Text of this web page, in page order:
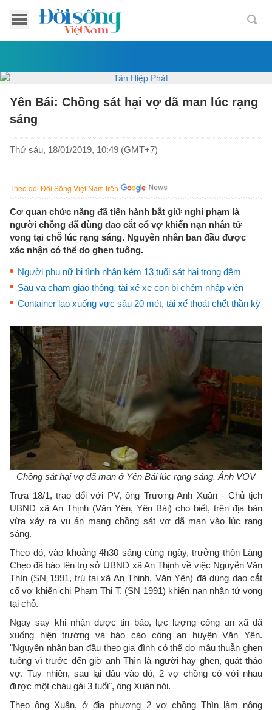
Yên Bái: Chồng sát hại vợ dã man lúc rạng
sáng
Thứ sáu, 18/01/2019, 10:49 (GMT+7)
Theo dõi Đời Sống Việt Nam trên
Cơ quan chức năng đã tiến hành bắt giữ nghi phạm là
người chồng đã dùng dao cắt cổ vợ khiến nạn nhân tử
vong tại chỗ lúc rạng sáng. Nguyên nhân ban đầu được
xác nhận có thể do ghen tuông.
Người phụ nữ bị tình nhân kém 13 tuổi sát hại trong đêm
Sau va chạm giao thông, tài xế xe con bị chém nhập viện
Container lao xuống vực sâu 20 mét, tài xế thoát chết thần kỳ
Chồng sát hại vợ dã man ở Yên Bái lúc rạng sáng. Ảnh VOV
Trưa 18/1, trao đổi với PV, ông Trương Anh Xuân - Chủ tịch
UBND xã An Thịnh (Văn Yên, Yên Bái) cho biết, trên địa bàn
vừa xảy ra vụ án mạng chồng sát vợ dã man vào lúc rạng
sáng.
Theo đó, vào khoảng 4h30 sáng cùng ngày, trưởng thôn Làng
Chẹo đã báo lên trụ sở UBND xã An Thịnh về việc Nguyễn Văn
Thìn (SN 1991, trú tại xã An Thịnh, Văn Yên) đã dùng dao cắt
cổ vợ khiến chị Phạm Thị T. (SN 1991) khiến nạn nhân tử vong
tại chỗ.
Ngay say khi nhận được tin báo, lực lượng công an xã đã
xuống hiện trường và báo cáo công an huyện Văn Yên.
"Nguyên nhân ban đầu theo gia đình có thể do mâu thuẫn ghen
tuông vì trước đến giờ anh Thìn là người hay ghen, quát tháo
vợ. Tuy nhiên, sau lại đâu vào đó, 2 vợ chồng có với nhau
được một cháu gái 3 tuổi", ông Xuân nói.
Theo ông Xuân, ở địa phương 2 vợ chồng Thìn làm nông